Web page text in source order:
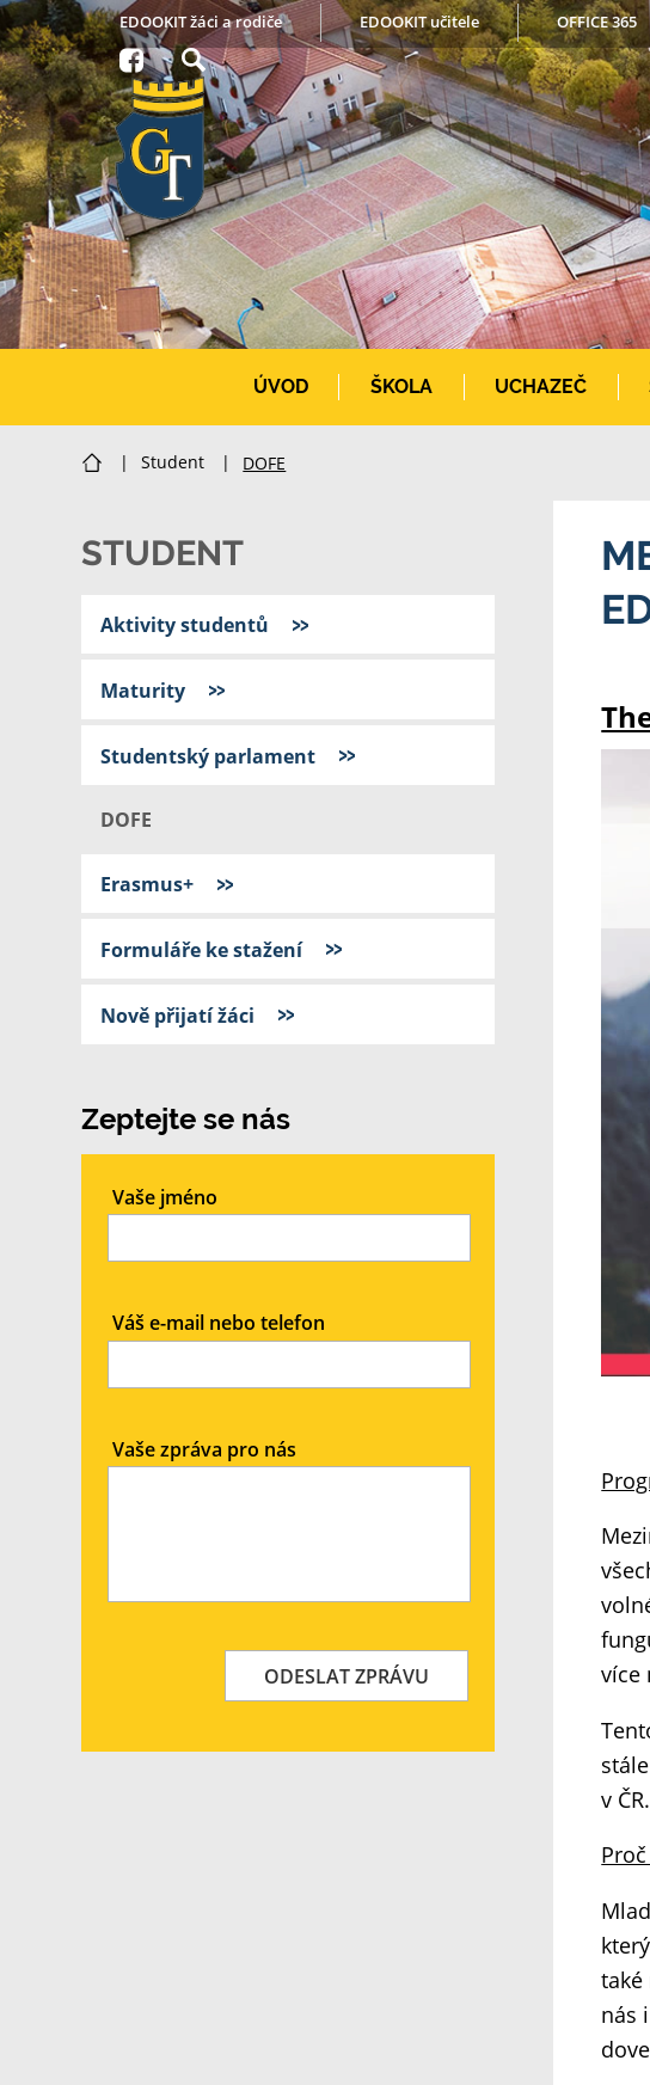
EDOOKIT žáci a rodiče EDOOKIT učitele OFFICE 365
ÚVOD ŠKOLA UCHAZEČ
| Student | DOFE
více
v ČR.
také
nás
STUDENT
Aktivity studentů
Maturity
Studentský parlament
DOFE
Erasmus+
Formuláře ke stažení
Nově přijatí žáci
Zeptejte se nás
Vaše jméno
Váš e-mail nebo telefon
Vaše zpráva pro nás
ODESLAT ZPRÁVU